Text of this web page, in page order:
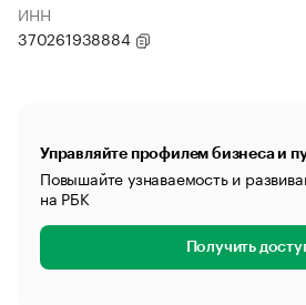
ИНН
370261938884
Управляйте профилем бизнеса и
Повышайте узнаваемость и
на РБК
Получить